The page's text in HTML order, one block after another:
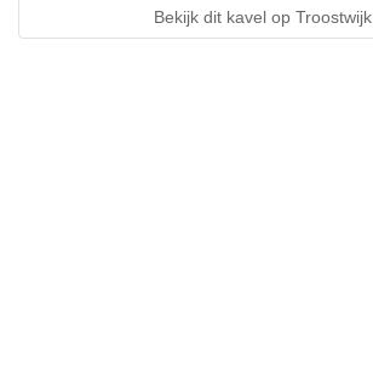
Bekijk dit kavel op Troostwijk